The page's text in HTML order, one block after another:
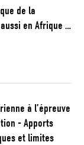
de la
en Afrique …
à l’épreuve
- Apports
et limites